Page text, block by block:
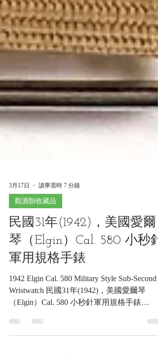
3月17日 讀畢需時 7 分鐘
觀測類收藏品
民國31年(1942)，美國愛爾
琴（Elgin）Cal. 580 小秒針
軍用規格手錶
1942 Elgin Cal. 580 Military Style Sub-Second
Wristwatch 民國31年(1942)，美國愛爾琴